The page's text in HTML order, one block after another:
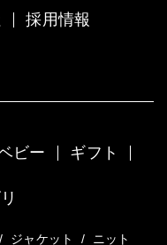
採用情報
ビー ギフト
/ ジャケット /
ニット